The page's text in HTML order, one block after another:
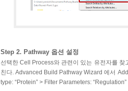
Step 2. Pathway 옵션 설정
선택한 Cell Process와 관련이 있는 유전자를
친다. Advanced Build Pathway Wizard 에서
type: “Protein” > Filter Parameters: